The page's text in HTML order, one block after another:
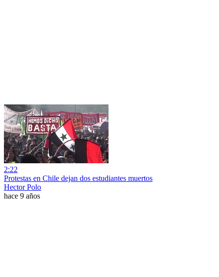
2:22
Protestas en Chile dejan dos estudiantes muertos
Hector Polo
hace 9 años